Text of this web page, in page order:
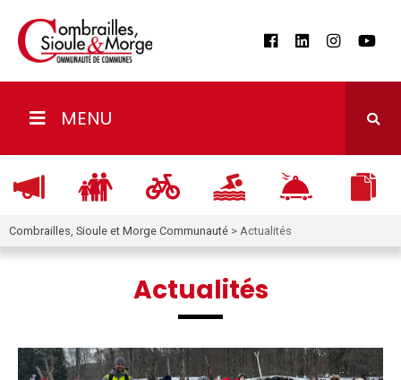
MENU
Combrailles, Sioule et Morge Communauté > Actualités
Actualités